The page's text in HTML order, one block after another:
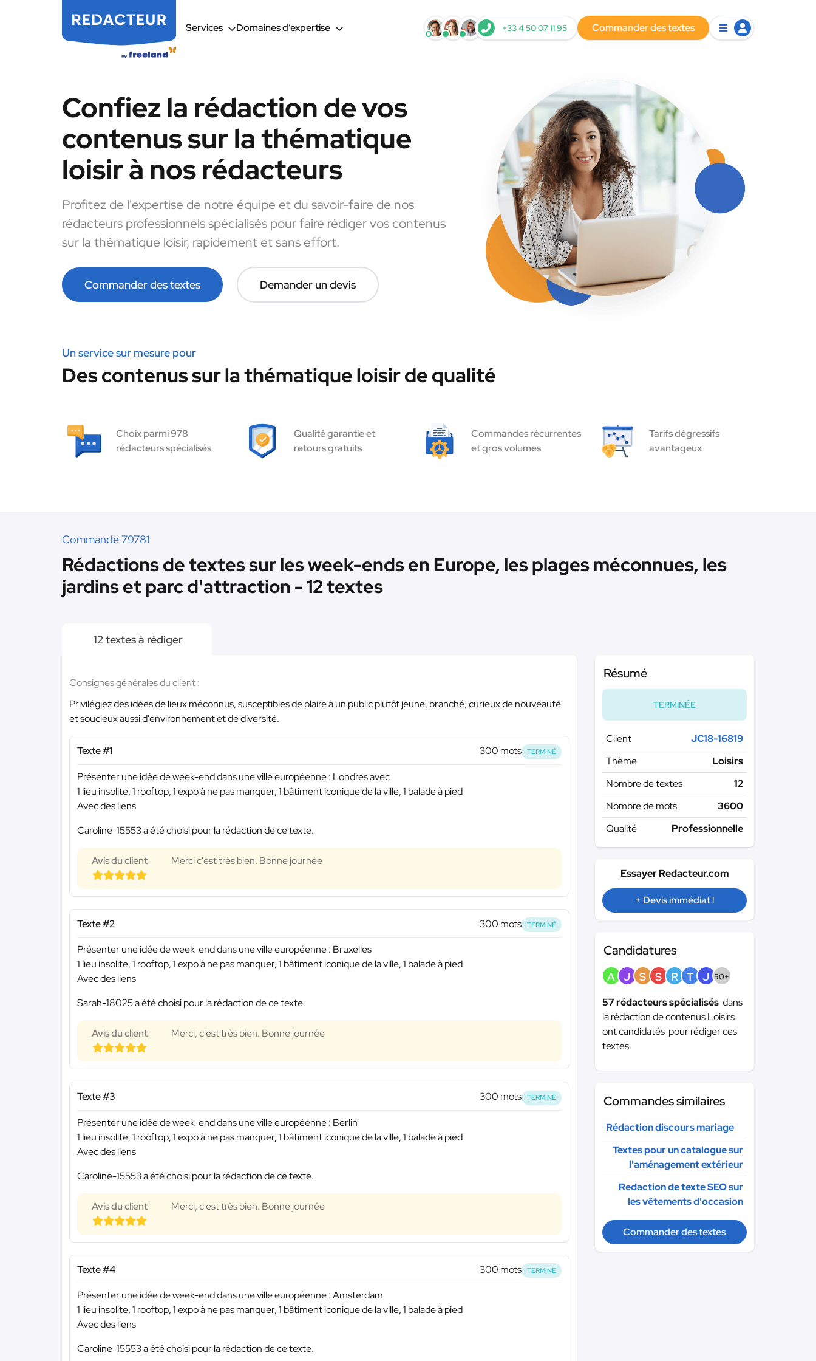
Services Domaines d’expertise +33 4 50 07 11 95 Commander des textes
Confiez la rédaction de vos
contenus sur la thématique
loisir à nos rédacteurs
Profitez de l'expertise de notre équipe et du savoir-faire de nos
rédacteurs professionnels spécialisés pour faire rédiger vos contenus
sur la thématique loisir, rapidement et sans effort.
Commander des textes Demander un devis
Un service sur mesure pour
Des contenus sur la thématique loisir de qualité
Choix parmi 978
rédacteurs spécialisés
Qualité garantie et
retours gratuits
Commandes récurrentes
et gros volumes
Tarifs dégressifs
avantageux
Commande 79781
Rédactions de textes sur les week-ends en Europe, les plages méconnues, les
jardins et parc d'attraction - 12 textes
12 textes à rédiger
Consignes générales du client :
Privilégiez des idées de lieux méconnus, susceptibles de plaire à un public plutôt jeune, branché, curieux de nouveauté
et soucieux aussi d'environnement et de diversité.
Texte #1 300 mots TERMINÉ
Présenter une idée de week-end dans une ville européenne : Londres avec
1 lieu insolite, 1 rooftop, 1 expo à ne pas manquer, 1 bâtiment iconique de la ville, 1 balade à pied
Avec des liens
Caroline-15553 a été choisi pour la rédaction de ce texte.
Avis du client Merci c'est très bien. Bonne journée
Texte #2 300 mots TERMINÉ
Présenter une idée de week-end dans une ville européenne : Bruxelles
1 lieu insolite, 1 rooftop, 1 expo à ne pas manquer, 1 bâtiment iconique de la ville, 1 balade à pied
Avec des liens
Sarah-18025 a été choisi pour la rédaction de ce texte.
Avis du client Merci, c'est très bien. Bonne journée
Texte #3 300 mots TERMINÉ
Présenter une idée de week-end dans une ville européenne : Berlin
1 lieu insolite, 1 rooftop, 1 expo à ne pas manquer, 1 bâtiment iconique de la ville, 1 balade à pied
Avec des liens
Caroline-15553 a été choisi pour la rédaction de ce texte.
Avis du client Merci, c'est très bien. Bonne journée
Texte #4 300 mots TERMINÉ
Présenter une idée de week-end dans une ville européenne : Amsterdam
1 lieu insolite, 1 rooftop, 1 expo à ne pas manquer, 1 bâtiment iconique de la ville, 1 balade à pied
Avec des liens
Caroline-15553 a été choisi pour la rédaction de ce texte.
Résumé
TERMINÉE
Client
JC18-16819
Thème
Loisirs
Nombre de textes
12
Nombre de mots
3600
Qualité
Professionnelle
Essayer Redacteur.com
+ Devis immédiat !
Candidatures
A J S S R T J 50+
57 rédacteurs spécialisés dans
la rédaction de contenus Loisirs
ont candidatés pour rédiger ces
textes.
Commandes similaires
Rédaction discours mariage
Textes pour un catalogue sur
l'aménagement extérieur
Redaction de texte SEO sur
les vêtements d'occasion
Commander des textes